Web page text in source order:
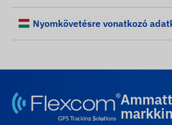
Nyomkövetésre vonatkozó